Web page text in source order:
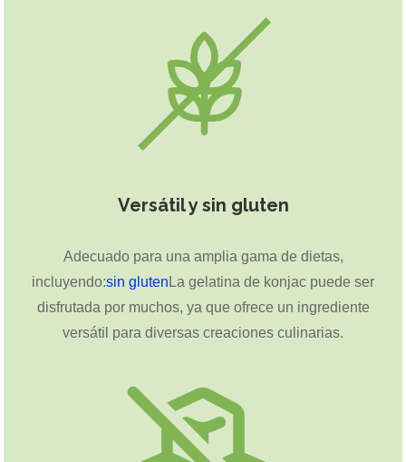
Versátil y sin gluten
Adecuado para una amplia gama de dietas,
incluyendo:sin gluten La gelatina de konjac puede ser
disfrutada por muchos, ya que ofrece un ingrediente
versátil para diversas creaciones culinarias.